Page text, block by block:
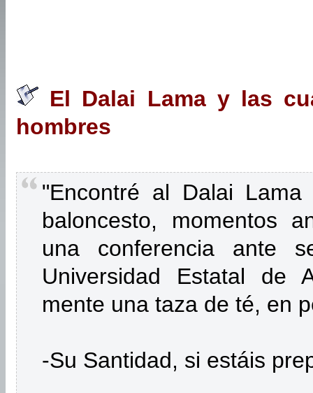
El Dalai Lama y las
hombres
"Encontré al Dalai
baloncesto, momentos
una conferencia ante
Universidad Estatal de
mente una taza de té, en
-Su Santidad, si estáis